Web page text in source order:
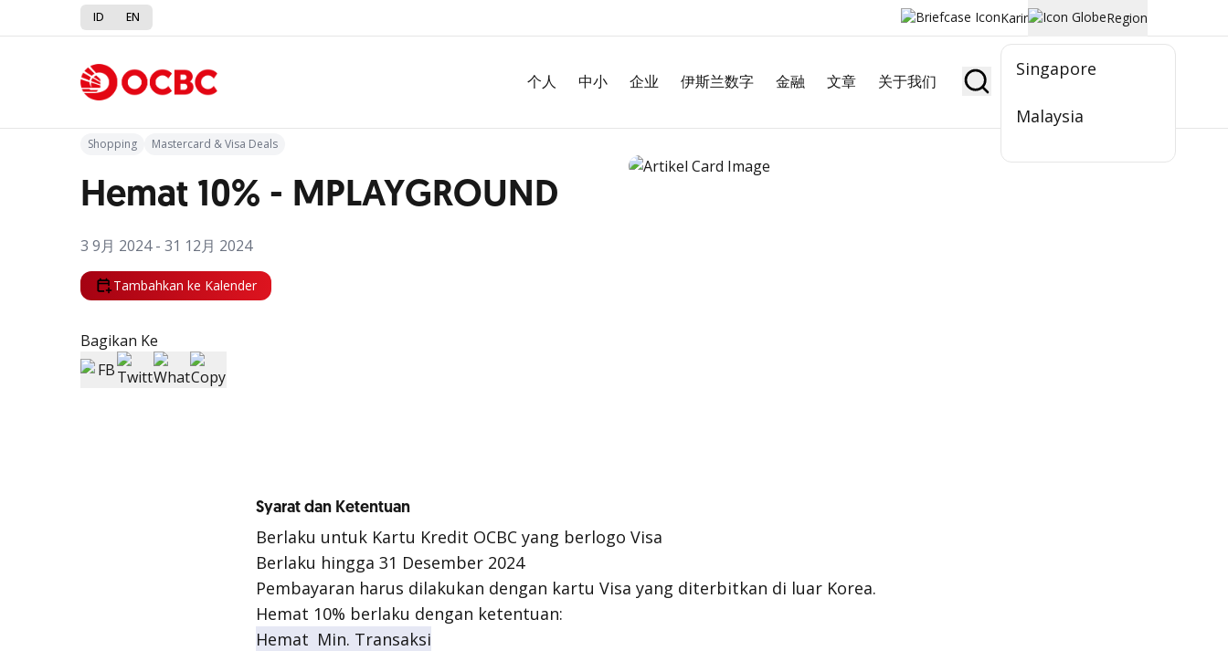
ID EN Karir Region
Singapore
Malaysia
个人 中小 企业 伊斯兰数字 金融 文章 关于我们 Jadi Nasabah
Kembali ke Promo
Shopping Mastercard & Visa Deals
Hemat 10% - MPLAYGROUND
3 9月 2024 - 31 12月 2024
Tambahkan ke Kalender
Bagikan Ke
Syarat dan Ketentuan
Berlaku untuk Kartu Kredit OCBC yang berlogo Visa
Berlaku hingga 31 Desember 2024
Pembayaran harus dilakukan dengan kartu Visa yang diterbitkan di luar Korea.
Hemat 10% berlaku dengan ketentuan:
Hemat Min. Transaksi